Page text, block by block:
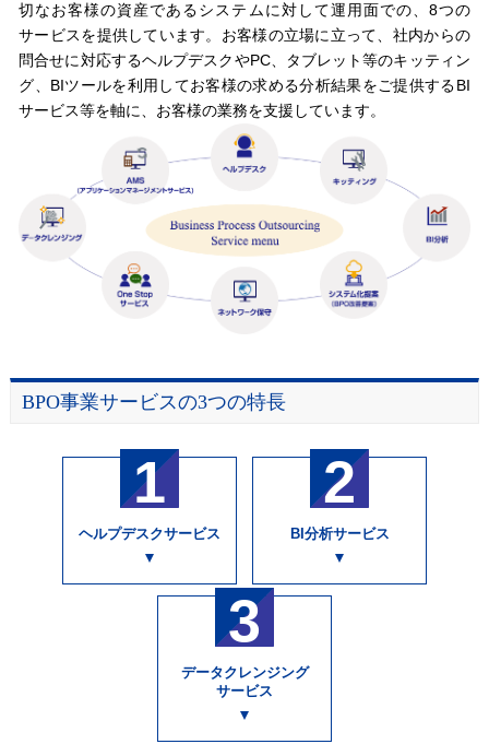
切なお客様の資産であるシステムに対して運用面での、8つの
サービスを提供しています。お客様の立場に立って、社内からの
問合せに対応するヘルプデスクやPC、タブレット等のキッティン
グ、BIツールを利用してお客様の求める分析結果をご提供するBI
サービス等を軸に、お客様の業務を支援しています。
BPO事業サービスの3つの特長
1
ヘルプデスクサービス
2
BI分析サービス
3
データクレンジング
サービス